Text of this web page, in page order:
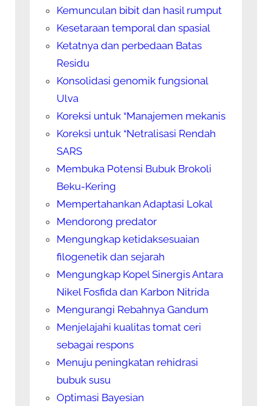
Kemunculan bibit dan hasil rumput
Kesetaraan temporal dan spasial
Ketatnya dan perbedaan Batas
Residu
Konsolidasi genomik fungsional
Ulva
Koreksi untuk “Manajemen mekanis
Koreksi untuk “Netralisasi Rendah
SARS
Membuka Potensi Bubuk Brokoli
Beku-Kering
Mempertahankan Adaptasi Lokal
Mendorong predator
Mengungkap ketidaksesuaian
filogenetik dan sejarah
Mengungkap Kopel Sinergis Antara
Nikel Fosfida dan Karbon Nitrida
Mengurangi Rebahnya Gandum
Menjelajahi kualitas tomat ceri
sebagai respons
Menuju peningkatan rehidrasi
bubuk susu
Optimasi Bayesian